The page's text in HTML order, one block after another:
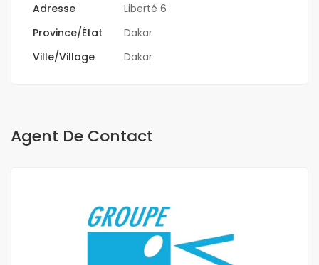
Adresse
Liberté 6
Province/État
Dakar
Ville/Village
Dakar
Agent De Contact